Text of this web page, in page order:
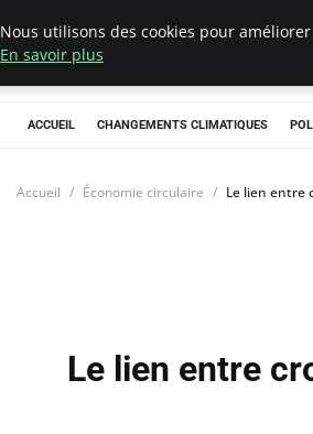
ACCUEIL CHANGEMENTS CLIMATIQUES
Accueil Économie circulaire Le lien entre
Le lien entre
Nous utilisons des cookies pour
En savoir plus